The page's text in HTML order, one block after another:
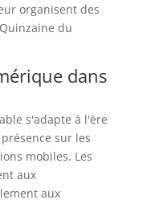
organisent des
du
dans
s'adapte à l'ère
sur les
mobiles. Les
aux
aux